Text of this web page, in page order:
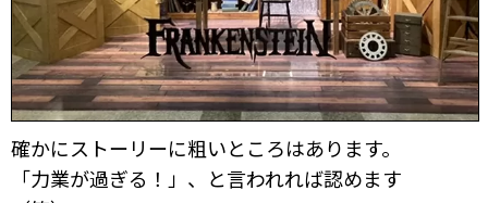
確かにストーリーに粗いところはあります。
「力業が過ぎる！」、と言われれば認めます